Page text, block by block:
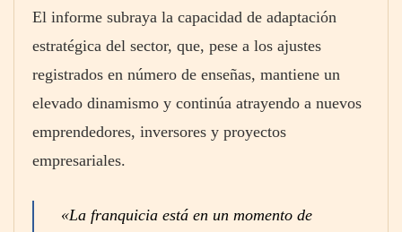
El informe subraya la capacidad de adaptación
estratégica del sector, que, pese a los ajustes
registrados en número de enseñas, mantiene un
elevado dinamismo y continúa atrayendo a nuevos
emprendedores, inversores y proyectos
empresariales.
«La franquicia está en un momento de